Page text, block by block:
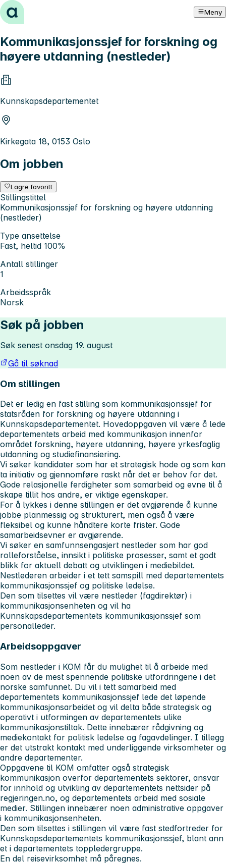
Hopp til innhold Meny
Kommunikasjonssjef for forskning og
høyere utdanning (nestleder)
Kunnskapsdepartementet
Kirkegata 18, 0153 Oslo
Om jobben
Lagre favoritt
Stillingstittel
Kommunikasjonssjef for forskning og høyere utdanning
(nestleder)
Type ansettelse
Fast, heltid 100%
Antall stillinger
1
Arbeidsspråk
Norsk
Søk på jobben
Søk senest onsdag 19. august
Gå til søknad
Om stillingen
Det er ledig en fast stilling som kommunikasjonssjef for
statsråden for forskning og høyere utdanning i
Kunnskapsdepartementet. Hovedoppgaven vil være å lede
departementets arbeid med kommunikasjon innenfor
området forskning, høyere utdanning, høyere yrkesfaglig
utdanning og studiefinansiering.
Vi søker kandidater som har et strategisk hode og som kan
ta initiativ og gjennomføre raskt når det er behov for det.
Gode relasjonelle ferdigheter som samarbeid og evne til å
skape tillit hos andre, er viktige egenskaper.
For å lykkes i denne stillingen er det avgjørende å kunne
jobbe planmessig og strukturert, men også å være
fleksibel og kunne håndtere korte frister. Gode
samarbeidsevner er avgjørende.
Vi søker en samfunnsengasjert nestleder som har god
rolleforståelse, innsikt i politiske prosesser, samt et godt
blikk for aktuell debatt og utviklingen i mediebildet.
Nestlederen arbeider i et tett samspill med departementets
kommunikasjonssjef og politiske ledelse.
Den som tilsettes vil være nestleder (fagdirektør) i
kommunikasjonsenheten og vil ha
Kunnskapsdepartementets kommunikasjonssjef som
personalleder.
Arbeidsoppgaver
Som nestleder i KOM får du mulighet til å arbeide med
noen av de mest spennende politiske utfordringene i det
norske samfunnet. Du vil i tett samarbeid med
departementets kommunikasjonssjef lede det løpende
kommunikasjonsarbeidet og vil delta både strategisk og
operativt i utformingen av departementets ulike
kommunikasjonstiltak. Dette innebærer rådgivning og
mediekontakt for politisk ledelse og fagavdelinger. I tillegg
er det utstrakt kontakt med underliggende virksomheter og
andre departementer.
Oppgavene til KOM omfatter også strategisk
kommunikasjon overfor departementets sektorer, ansvar
for innhold og utvikling av departementets nettsider på
regjeringen.no, og departementets arbeid med sosiale
medier. Stillingen innebærer noen administrative oppgaver
i kommunikasjonsenheten.
Den som tilsettes i stillingen vil være fast stedfortreder for
Kunnskapsdepartementets kommunikasjonssjef, blant ann
et i departementets toppledergruppe.
En del reisevirksomhet må påregnes.